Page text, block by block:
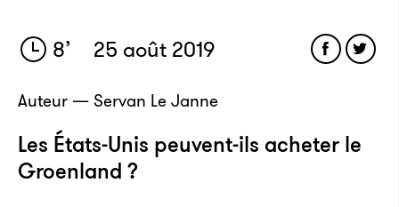
8’ 25 août 2019
Auteur — Servan Le Janne
Les États-Unis peuvent-ils acheter le
Groenland ?